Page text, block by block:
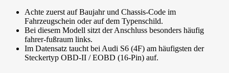
Achte zuerst auf Baujahr und Chassis-Code im
Fahrzeugschein oder auf dem Typenschild.
Bei diesem Modell sitzt der Anschluss besonders häufig
fahrer-fußraum links.
Im Datensatz taucht bei Audi S6 (4F) am häufigsten der
Steckertyp OBD-II / EOBD (16-Pin) auf.